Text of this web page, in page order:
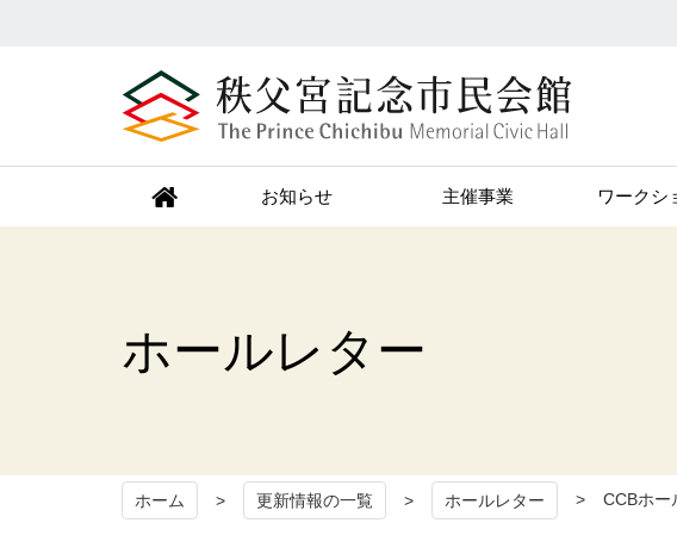
秩父宮記念市民会館
お知らせ 主催事業 ワークシ
ホールレター
ホーム 更新情報の一覧 ホールレター CCBホー